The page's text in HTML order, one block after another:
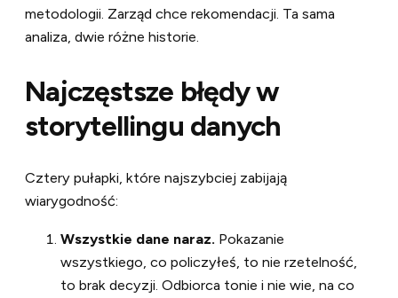
metodologii. Zarząd chce rekomendacji. Ta sama
analiza, dwie różne historie.
Najczęstsze błędy w
storytellingu danych
Cztery pułapki, które najszybciej zabijają
wiarygodność:
Wszystkie dane naraz. Pokazanie
wszystkiego, co policzyłeś, to nie rzetelność,
to brak decyzji. Odbiorca tonie i nie wie, na co